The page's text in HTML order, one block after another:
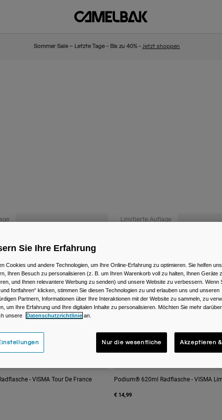
Sommer Sale – Letzte Tage - Bis zu 40% -Jetzt shoppen
- VISMA Tour De France
Limitierte Auflage
Podium® 620ml Radflasche - VISMA
€ 14,99
Sie Ihre Erfahrung
Cookies und andere Technologien, um Ihre Online-Erfahrung zu optimieren. Sie helfen
Ihren Besuch zu personalisieren (z. B. um Ihren Warenkorb voll zu halten, Ihnen Geräte
und Ihnen relevantere Werbung zu senden) und unsere Website zu verbessern. Wenn
und fortfahren“ klicken, stimmen Sie diesen Technologien zu und erlauben uns und unseren
Partnern, Informationen über Ihre Interaktionen mit der Website zu sammeln, zu
um Ihre Erfahrung und Ihre digitalen Inhalte zu personalisieren. Möchten Sie mehr
unsere
Datenschutzrichtlinie an.
Nur die wesentliche Akzeptieren